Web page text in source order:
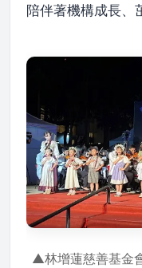
陪伴著機構成長、
▲林增蓮慈善基金